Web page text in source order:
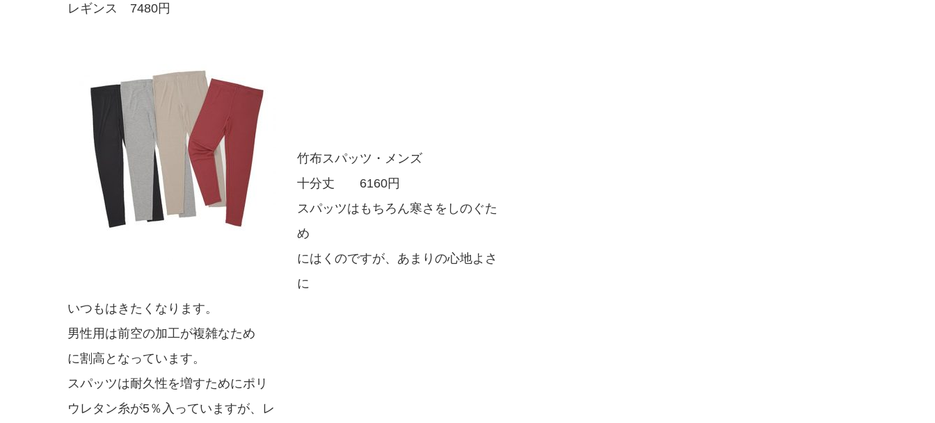
レギンス 7480円
竹布スパッツ・メンズ
十分丈 6160円
スパッツはもちろん寒さをしのぐた
め
にはくのですが、あまりの心地よさ
に
いつもはきたくなります。
男性用は前空の加工が複雑なため
に割高となっています。
スパッツは耐久性を増すためにポリ
ウレタン糸が5％入っていますが、レ